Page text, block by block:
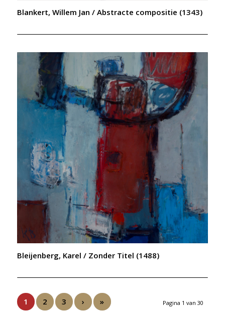
Blankert, Willem Jan / Abstracte compositie (1343)
Bleijenberg, Karel / Zonder Titel (1488)
Pagina 1 van 30
1 2 3 › »